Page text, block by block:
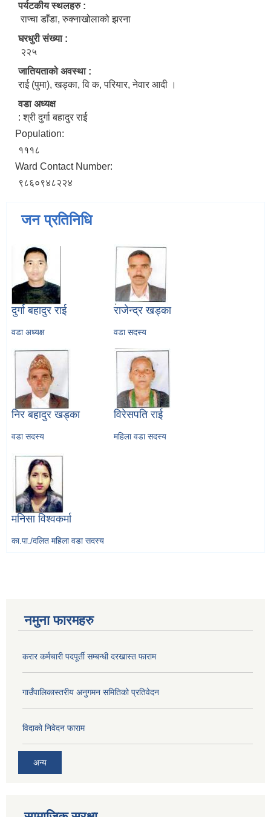
पर्यटकीय स्थलहरु :
राप्चा डाँडा, रुक्नाखोलाको झरना
घरधुरी संख्या :
२२५
जातियताको अवस्था :
राई (पुमा), खड्का, वि क, परियार, नेवार आदी ।
वडा अध्यक्ष
: श्री दुर्गा बहादुर राई
Population:
१११८
Ward Contact Number:
९८६०९४८२२४
जन प्रतिनिधि
दुर्गा बहादुर राई
वडा अध्यक्ष
राजेन्द्र खड्का
वडा सदस्य
निर बहादुर खड्का
वडा सदस्य
विरेसपति राई
महिला वडा सदस्य
मनिसा विश्वकर्मा
का.पा./दलित महिला वडा सदस्य
नमुना फारमहरु
करार कर्मचारी पदपूर्ती सम्बन्धी दरखास्त फाराम
गाउँपालिकास्तरीय अनुगमन समितिको प्रतिवेदन
विदाको निवेदन फाराम
अन्य